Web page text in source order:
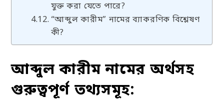
যুক্ত করা যেতে পারে?
“আব্দুল কারীম” নামের ব্যাকরণিক বিশ্লেষণ
কী?
আব্দুল কারীম নামের অর্থসহ
গুরুত্বপূর্ণ তথ্যসমূহ: